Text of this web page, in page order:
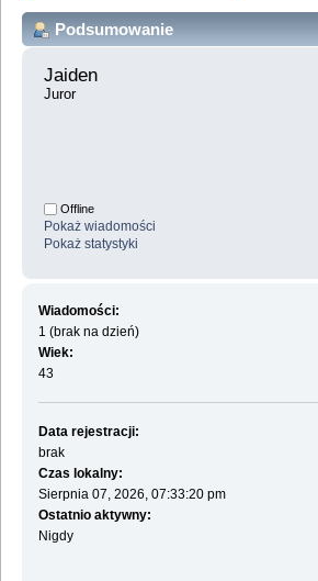
Podsumowanie
Jaiden
Juror
Offline
Pokaż wiadomości
Pokaż statystyki
Wiadomości:
1 (brak na dzień)
Wiek:
43
Data rejestracji:
brak
Czas lokalny:
Sierpnia 07, 2026, 07:33:20 pm
Ostatnio aktywny:
Nigdy